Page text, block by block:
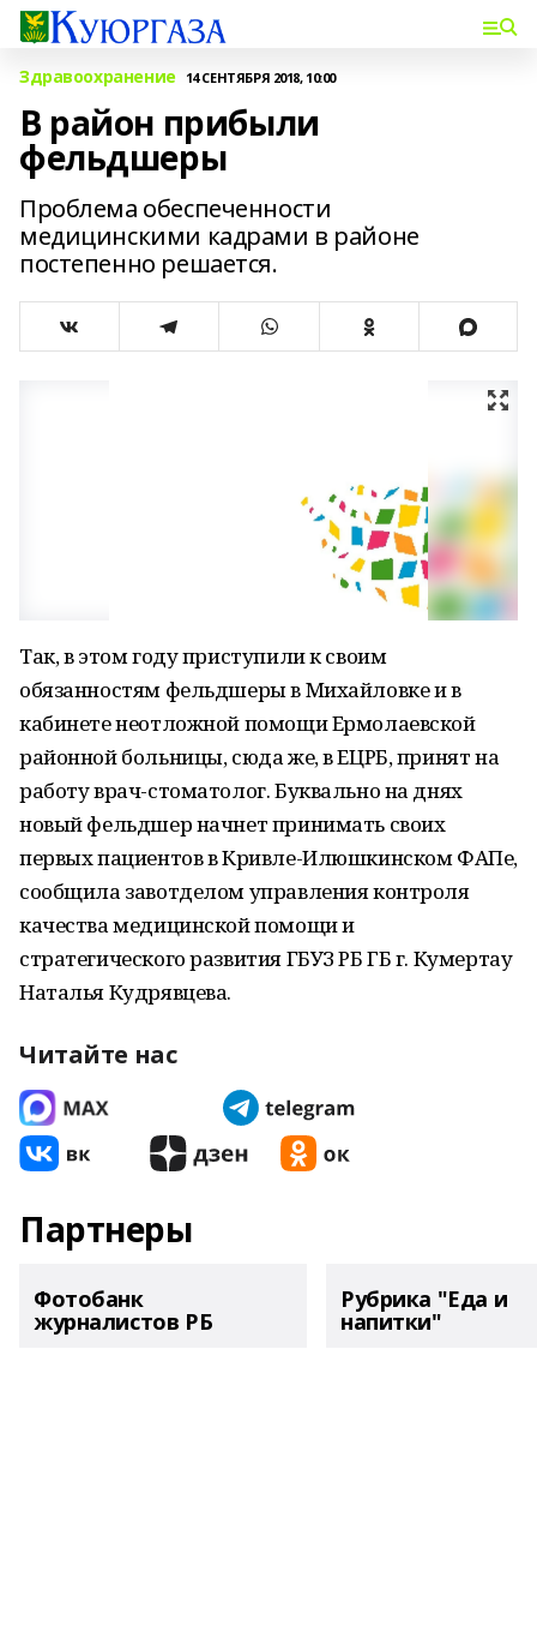
Здравоохранение 14 СЕНТЯБРЯ 2018, 10:00
В район прибыли
фельдшеры
Проблема обеспеченности
медицинскими кадрами в районе
постепенно решается.
Так, в этом году приступили к своим
обязанностям фельдшеры в Михайловке и в
кабинете неотложной помощи Ермолаевской
районной больницы, сюда же, в ЕЦРБ, принят на
работу врач-стоматолог. Буквально на днях
новый фельдшер начнет принимать своих
первых пациентов в Кривле-Илюшкинском ФАПе,
сообщила завотделом управления контроля
качества медицинской помощи и
стратегического развития ГБУЗ РБ ГБ г. Кумертау
Наталья Кудрявцева.
Читайте нас
Партнеры
Фотобанк
журналистов РБ
Рубрика "Еда и
напитки"